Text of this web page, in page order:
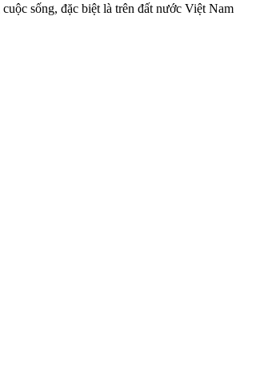
sống, đặc biệt là trên đất nước Việt Nam